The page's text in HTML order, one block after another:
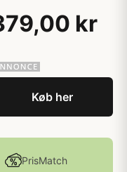
kr
Køb her
PrisMatch